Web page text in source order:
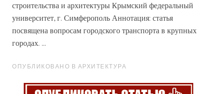
строительства и архитектуры Крымский федеральный
университет, г. Симферополь Аннотация: статья
посвящена вопросам городского транспорта в крупных
городах. ...
ОПУБЛИКОВАНО В АРХИТЕКТУРА